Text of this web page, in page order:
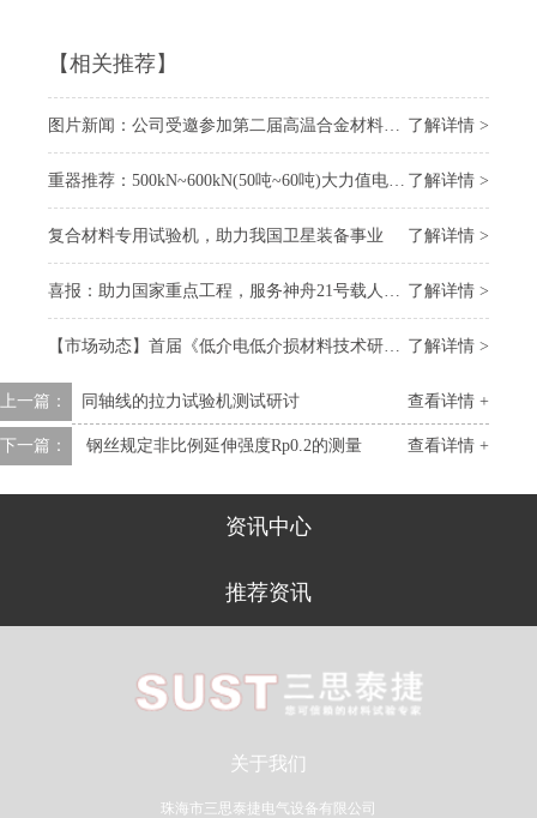
【相关推荐】
了解详情 >
图片新闻：公司受邀参加第二届高温合金材料大会
了解详情 >
重器推荐：500kN~600kN(50吨~60吨)大力值电子万能试验机
了解详情 >
复合材料专用试验机，助力我国卫星装备事业
了解详情 >
喜报：助力国家重点工程，服务神舟21号载人飞船 “上太空”
了解详情 >
【市场动态】首届《低介电低介损材料技术研讨会》召开，我司受邀参会
查看详情 +
上一篇： ​同轴线的拉力试验机测试研讨
查看详情 +
下一篇： 钢丝规定非比例延伸强度Rp0.2的测量
资讯中心
推荐资讯
关于我们
珠海市三思泰捷电气设备有限公司